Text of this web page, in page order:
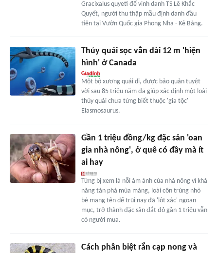
Gracixalus quyeti để vinh danh TS Lê Khắc
Quyết, người thu thập mẫu định danh đầu
tiên tại Vườn Quốc gia Phong Nha - Kẻ Bàng.
Thủy quái sọc vằn dài 12 m 'hiện
hình' ở Canada
Một bộ xương quái dị, được bảo quản tuyệt
vời sau 85 triệu năm đã giúp xác định một loài
thủy quái chưa từng biết thuộc 'gia tộc'
Elasmosaurus.
Gần 1 triệu đồng/kg đặc sản 'oan
gia nhà nông', ở quê có đầy mà ít
ai hay
Từng bị xem là nỗi ám ảnh của nhà nông vì khả
năng tàn phá mùa màng, loài côn trùng nhỏ
bé mang tên dế trũi nay đã 'lột xác' ngoạn
mục, trở thành đặc sản đắt đỏ gần 1 triệu vẫn
có người mua.
Cách phân biệt rắn cạp nong và